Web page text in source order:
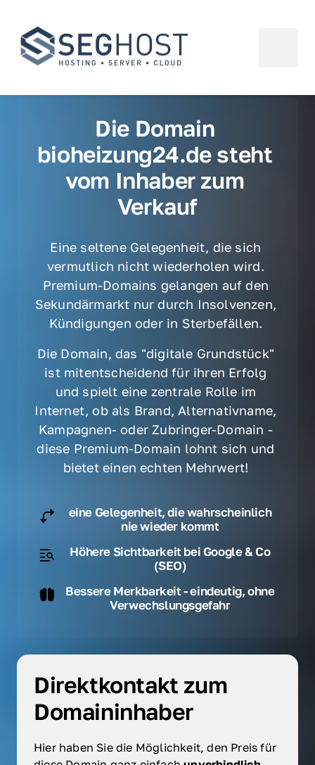
Die Domain
bioheizung24.de steht
vom Inhaber zum
Verkauf
Eine seltene Gelegenheit, die sich
vermutlich nicht wiederholen wird.
Premium-Domains gelangen auf den
Sekundärmarkt nur durch Insolvenzen,
Kündigungen oder in Sterbefällen.
Die Domain, das "digitale Grundstück"
ist mitentscheidend für ihren Erfolg
und spielt eine zentrale Rolle im
Internet, ob als Brand, Alternativname,
Kampagnen- oder Zubringer-Domain -
diese Premium-Domain lohnt sich und
bietet einen echten Mehrwert!
eine Gelegenheit, die wahrscheinlich
nie wieder kommt
Höhere Sichtbarkeit bei Google & Co
(SEO)
Bessere Merkbarkeit - eindeutig, ohne
Verwechslungsgefahr
Direktkontakt zum
Domaininhaber
Hier haben Sie die Möglichkeit, den Preis für